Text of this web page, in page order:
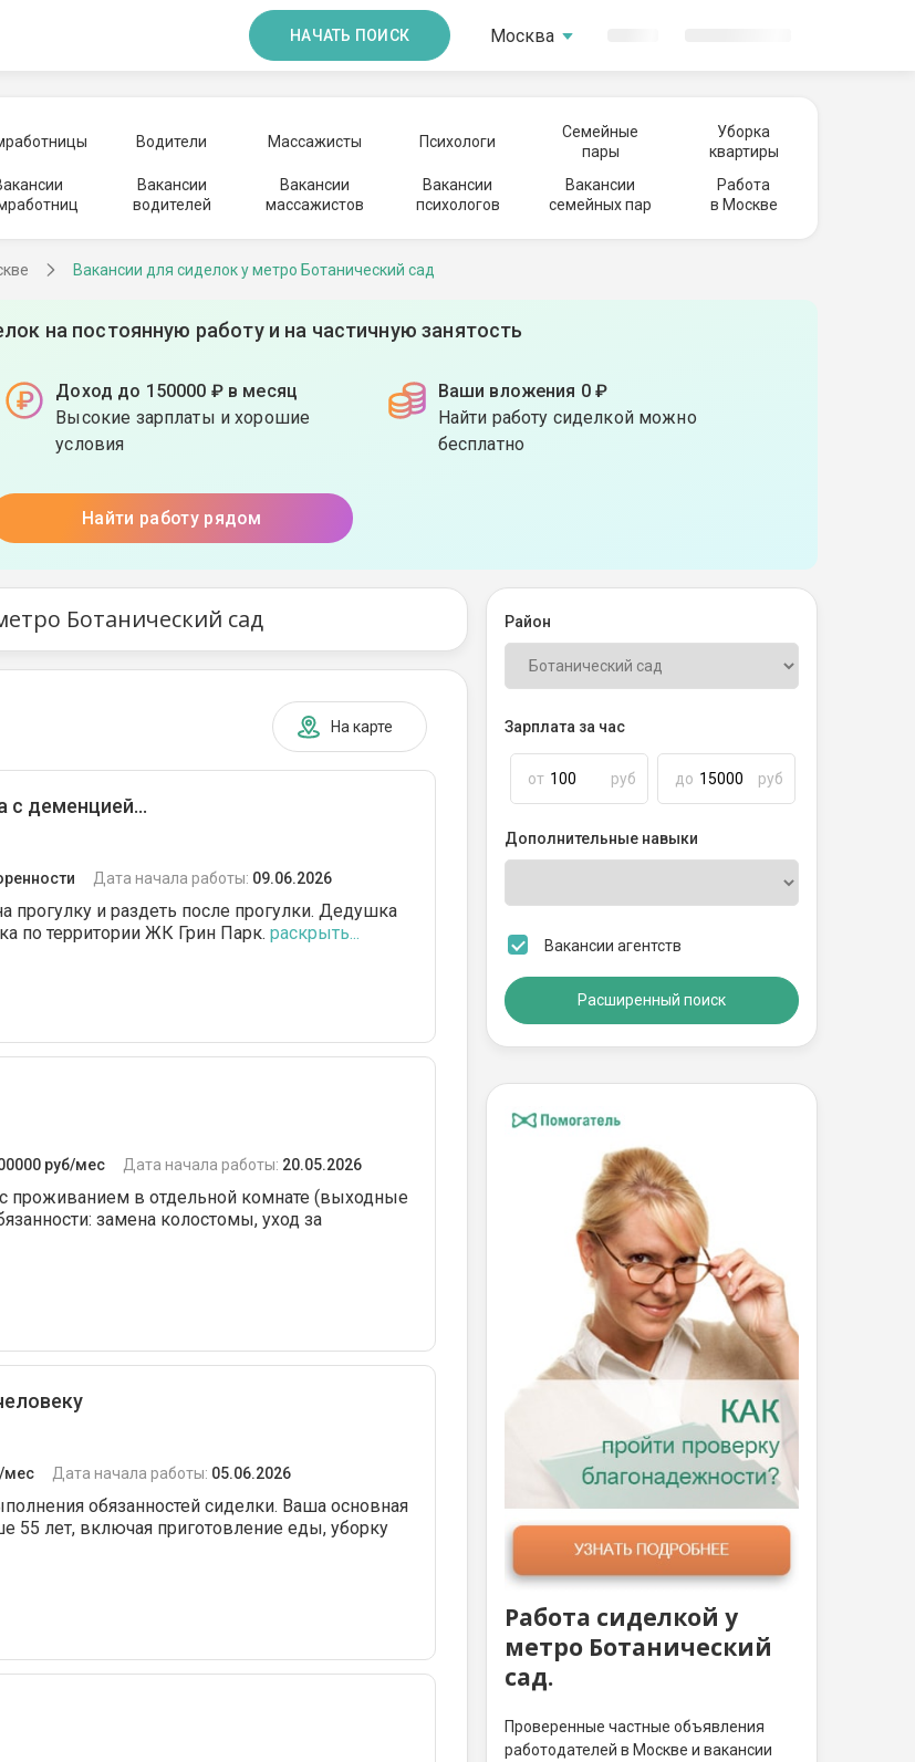
НАЧАТЬ ПОИСК Москва
Водители Массажисты Психологи
Семейные
пары
Уборка
квартиры
Вакансии
водителей
Вакансии
массажистов
Вакансии
психологов
Вакансии
семейных пар
Работа
в Москве
Вакансии для сиделок у метро Ботанический сад
на постоянную работу и на частичную занятость
Доход до 150000 ₽ в месяц
Высокие зарплаты и хорошие
условия
Ваши вложения 0 ₽
Найти работу сиделкой можно
бесплатно
Найти работу рядом
Ботанический сад
На карте
с деменцией...
Дата начала работы: 09.06.2026
прогулку и раздеть после прогулки. Дедушка
по территории ЖК Грин Парк. раскрыть...
руб/мес Дата начала работы: 20.05.2026
проживанием в отдельной комнате (выходные
замена колостомы, уход за
мес Дата начала работы: 05.06.2026
обязанностей сиделки. Ваша основная
55 лет, включая приготовление еды, уборку
Район
Зарплата за час
от руб до руб
Дополнительные навыки
Вакансии агентств
Расширенный поиск
Работа сиделкой у
метро Ботанический
сад.
Проверенные частные объявления
работодателей в Москве и вакансии